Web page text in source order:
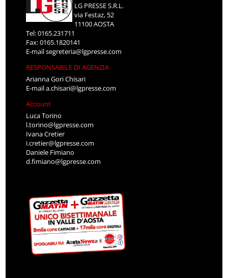
LG PRESSE S.R.L.
via Festaz, 52
11100 AOSTA
Tel: 0165.231711
Fax: 0165.1820141
E-mailsegreteria@lgpresse.com
RESPONSABILE DI AGENZIA
Arianna Gori Chisari
E-maila.chisari@lgpresse.com
Account
Luca Torino
l.torino@lgpresse.com
Ivana Cretier
i.cretier@lgpresse.com
Daniele Fimiano
d.fimiano@lgpresse.com